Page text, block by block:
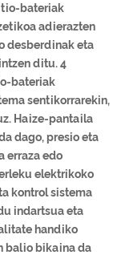
bateriak
adierazten
desberdinak eta
ditu. 4
bateriak
sentikorrarekin,
Haize-pantaila
dago, presio eta
erraza edo
elektrikoko
kontrol sistema
indartsua eta
handiko
balio bikaina da